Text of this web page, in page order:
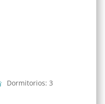
Dormitorios: 3